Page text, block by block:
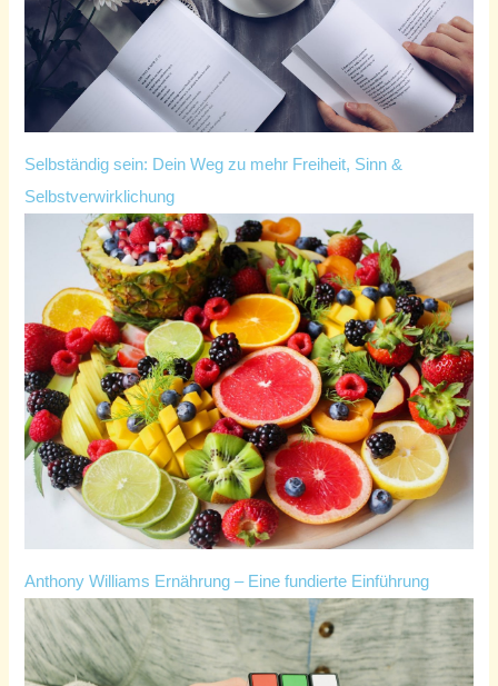
Selbständig sein: Dein Weg zu mehr Freiheit, Sinn &
Selbstverwirklichung
Anthony Williams Ernährung – Eine fundierte Einführung